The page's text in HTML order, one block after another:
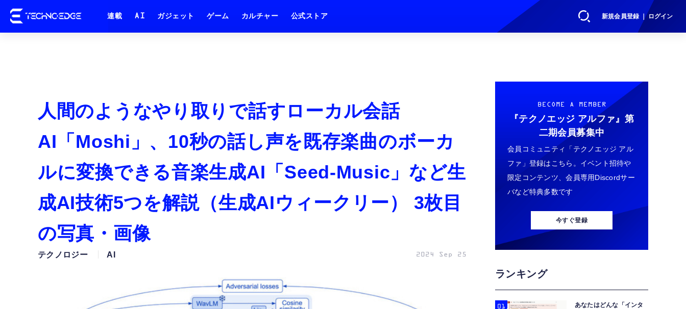
新規会員登録 ｜ ログイン
連載 AI ガジェット ゲーム カルチャー 公式ストア
人間のようなやり取りで話すローカル会話
AI「Moshi」、10秒の話し声を既存楽曲のボーカ
ルに変換できる音楽生成AI「Seed-Music」など生
成AI技術5つを解説（生成AIウィークリー） 3枚目
の写真・画像
テクノロジー AI 2024 Sep 25
BECOME A MEMBER
『テクノエッジ アルファ』 第
二期会員募集中
会員コミュニティ「テクノエッジ アル
ファ」登録はこちら。イベント招待や
限定コンテンツ、会員専用Discordサー
バなど特典多数です
今すぐ登録
ランキング
あなたはどんな「インタ